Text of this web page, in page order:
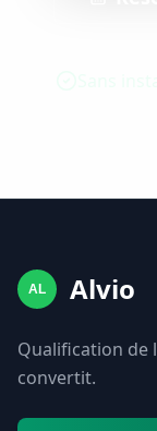
AL Alvio
Qualification de
convertit.